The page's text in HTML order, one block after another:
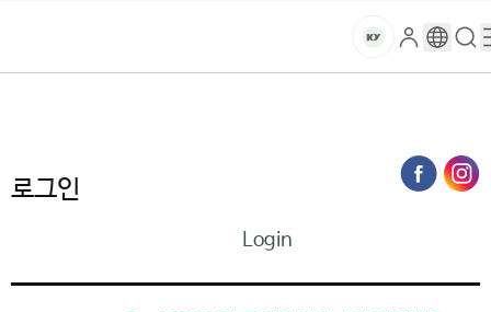
건
대
교
마
로
그
구
글
검
색
메로그인
Login